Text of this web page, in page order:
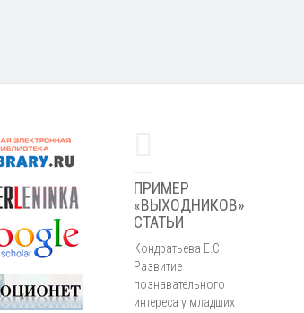
ПРИМЕР
«ВЫХОДНИКОВ»
СТАТЬИ
Кондратьева Е.С.
Развитие
познавательного
интереса у младших